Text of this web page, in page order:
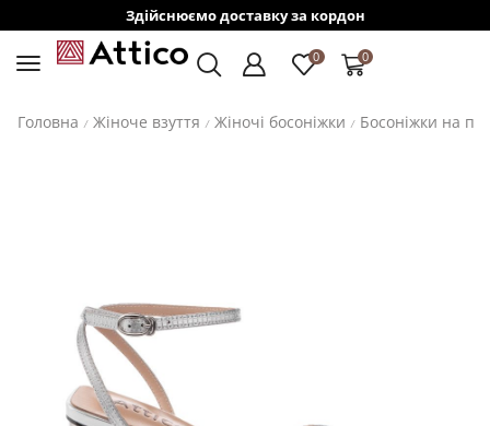
Здійснюємо доставку за кордон
0 0
Головна / Жіноче взуття / Жіночі босоніжки / Босоніжки на